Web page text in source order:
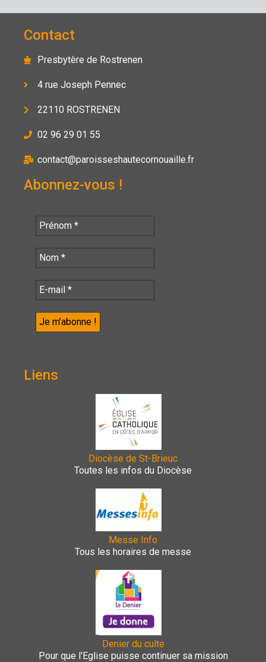
Contact
Presbytère de Rostrenen
4 rue Joseph Pennec
22110 ROSTRENEN
02 96 29 01 55
contact@paroisseshautecornouaille.fr
Abonnez-vous !
Liens
Diocèse de St-Brieuc
Toutes les infos du Diocèse
Messe Info
Tous les horaires de messe
Denier du culte
Pour que l'Eglise puisse continuer sa mission